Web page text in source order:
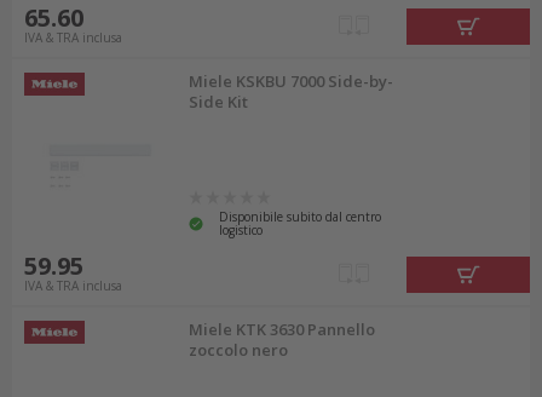
65.60
IVA & TRA inclusa
Miele KSKBU 7000 Side-by-
Side Kit
Disponibile subito dal centro
logistico
59.95
IVA & TRA inclusa
Miele KTK 3630 Pannello
zoccolo nero